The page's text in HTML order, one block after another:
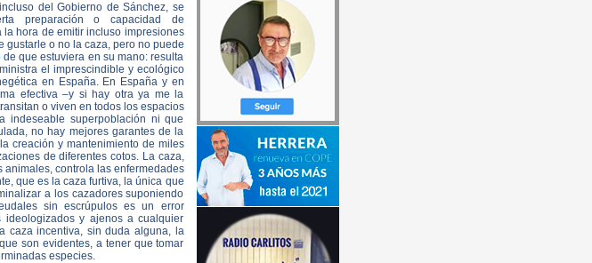
del Gobierno de Sánchez, se
preparación o capacidad de
la hora de emitir incluso impresiones
gustarle o no la caza, pero no puede
que estuviera en su mano: resulta
el imprescindible y ecológico
en España. En España y en
efectiva –y si hay otra ya me la
o viven en todos los espacios
indeseable superpoblación ni que
no hay mejores garantes de la
creación y mantenimiento de miles
de diferentes cotos. La caza,
controla las enfermedades
que es la caza furtiva, la única que
a los cazadores suponiendo
sin escrúpulos es un error
ideologizados y ajenos a cualquier
caza incentiva, sin duda alguna, la
son evidentes, a tener que tomar
especies.